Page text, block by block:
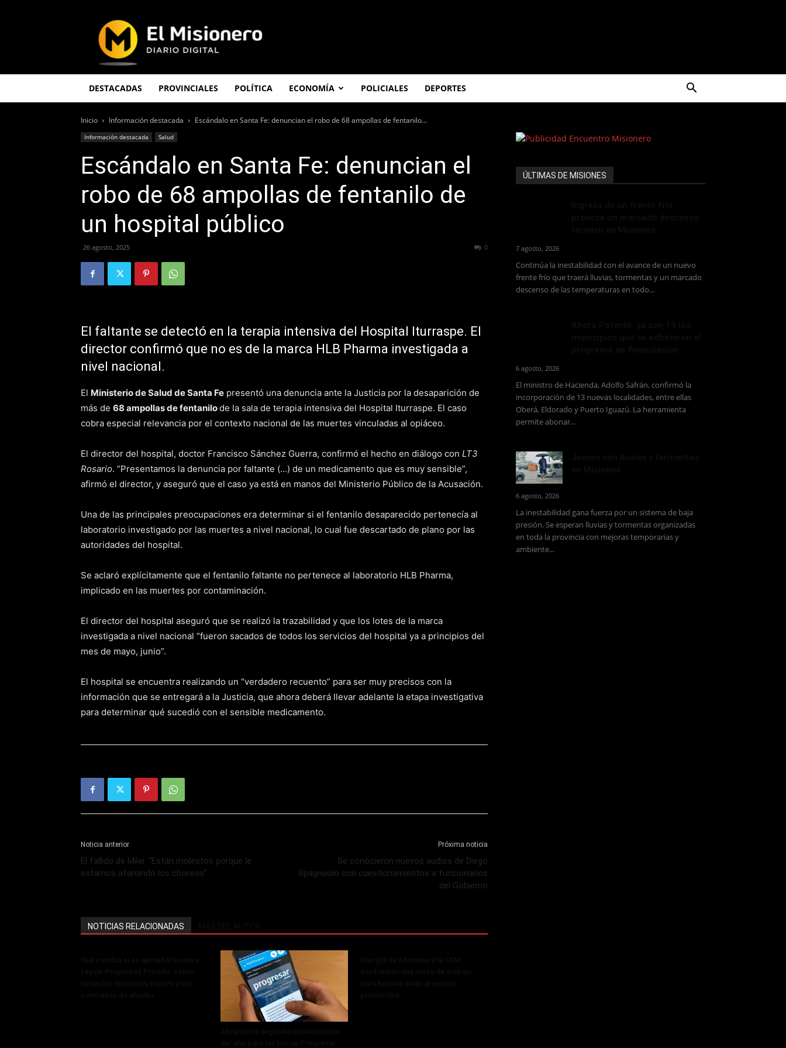
Misionero
DESTACADAS PROVINCIALES POLÍTICA ECONOMÍA POLICIALES DEPORTES
Inicio Información destacada Escándalo en Santa Fe: denuncian el robo de 68 ampollas de fentanilo...
Información destacada Salud
Escándalo en Santa Fe: denuncian el
robo de 68 ampollas de fentanilo de
un hospital público
26 agosto, 2025 0
El faltante se detectó en la terapia intensiva del Hospital Iturraspe. El
director confirmó que no es de la marca HLB Pharma investigada a
nivel nacional.
El Ministerio de Salud de Santa Fe presentó una denuncia ante la Justicia por la desaparición de
más de 68 ampollas de fentanilode la sala de terapia intensiva del Hospital Iturraspe. El caso
cobra especial relevancia por el contexto nacional de las muertes vinculadas al opiáceo.
El director del hospital, doctor Francisco Sánchez Guerra, confirmó el hecho en diálogo con LT3
Rosario. “Presentamos la denuncia por faltante (…) de un medicamento que es muy sensible”,
afirmó el director, y aseguró que el caso ya está en manos del Ministerio Público de la Acusación.
Una de las principales preocupaciones era determinar si el fentanilo desaparecido pertenecía al
laboratorio investigado por las muertes a nivel nacional, lo cual fue descartado de plano por las
autoridades del hospital.
Se aclaró explícitamente que el fentanilo faltante no pertenece al laboratorio HLB Pharma,
implicado en las muertes por contaminación.
El director del hospital aseguró que se realizó la trazabilidad y que los lotes de la marca
investigada a nivel nacional “fueron sacados de todos los servicios del hospital ya a principios del
mes de mayo, junio”.
El hospital se encuentra realizando un “verdadero recuento” para ser muy precisos con la
información que se entregará a la Justicia, que ahora deberá llevar adelante la etapa investigativa
para determinar qué sucedió con el sensible medicamento.
Noticia anterior
El fallido de Milei: “Están molestos porque le
estamos afanando los choreos”
Próxima noticia
Se conocieron nuevos audios de Diego
Spagnuolo con cuestionamientos a funcionarios
del Gobierno
NOTICIAS RELACIONADAS
ÚLTIMAS DE MISIONES
7 agosto, 2026
Continúa la inestabilidad con el avance de un nuevo
frente frío que traerá lluvias, tormentas y un marcado
descenso de las temperaturas en todo...
6 agosto, 2026
El ministro de Hacienda, Adolfo Safrán, confirmó la
incorporación de 13 nuevas localidades, entre ellas
Oberá, Eldorado y Puerto Iguazú. La herramienta
permite abonar...
6 agosto, 2026
La inestabilidad gana fuerza por un sistema de baja
presión. Se esperan lluvias y tormentas organizadas
en toda la provincia con mejoras temporarias y
ambiente...